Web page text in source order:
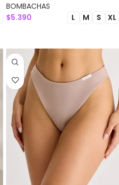
BOMBACHAS
$5.390 L M S XL